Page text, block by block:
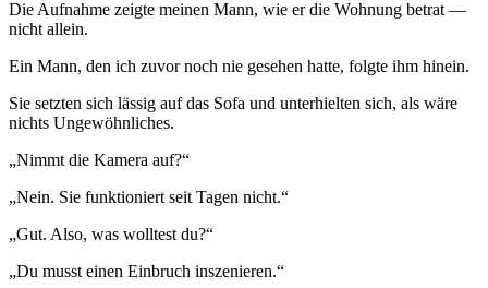
Die Aufnahme zeigte meinen Mann, wie er die Wohnung betrat —
nicht allein.
Ein Mann, den ich zuvor noch nie gesehen hatte, folgte ihm hinein.
Sie setzten sich lässig auf das Sofa und unterhielten sich, als wäre
nichts Ungewöhnliches.
„Nimmt die Kamera auf?“
„Nein. Sie funktioniert seit Tagen nicht.“
„Gut. Also, was wolltest du?“
„Du musst einen Einbruch inszenieren.“